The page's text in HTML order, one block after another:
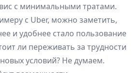
с минимальными тратами.
с Uber, можно заметить,
и удобнее стало пользование
ли переживать за трудности
условий? Не думаем.